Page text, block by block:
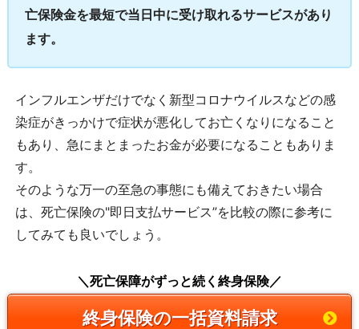
亡保険金を最短で当日中に受け取れるサービスがあり
ます。
インフルエンザだけでなく新型コロナウイルスなどの感
染症がきっかけで症状が悪化してお亡くなりになること
もあり、急にまとまったお金が必要になることもありま
す。
そのような万一の至急の事態にも備えておきたい場合
は、死亡保険の"即日支払サービス”を比較の際に参考に
してみても良いでしょう。
＼死亡保障がずっと続く終身保険／
終身保険の一括資料請求